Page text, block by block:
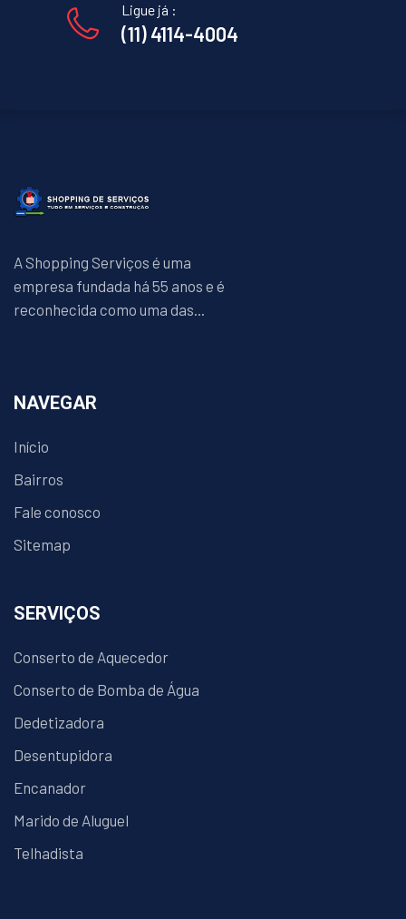
Ligue já :
(11) 4114-4004
A Shopping Serviços é uma
empresa fundada há 55 anos e é
reconhecida como uma das...
NAVEGAR
Início
Bairros
Fale conosco
Sitemap
SERVIÇOS
Conserto de Aquecedor
Conserto de Bomba de Água
Dedetizadora
Desentupidora
Encanador
Marido de Aluguel
Telhadista